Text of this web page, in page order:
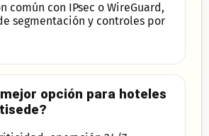
común con IPsec o WireGuard,
segmentación y controles por
opción para hoteles